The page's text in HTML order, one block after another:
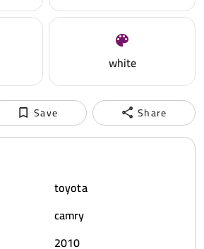
white
Save Share
toyota
camry
2010